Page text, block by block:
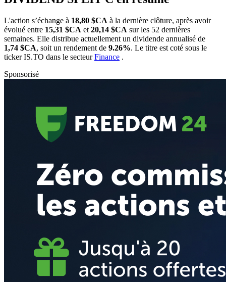
L'action s’échange à 18,80 $CA à la dernière clôture, après avoir
évolué entre 15,31 $CA et 20,14 $CA sur les 52 dernières
semaines. Elle distribue actuellement un dividende annualisé de
1,74 $CA, soit un rendement de 9.26%. Le titre est coté sous le
tickerIS.TO dans le secteurFinance .
Sponsorisé